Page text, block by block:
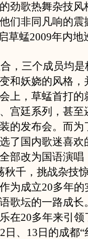
劲歌热舞杂技风
们非同凡响的震
草蜢2009年内地
三个成员均是
和妖娆的风格，
上，草蜢首打的
宫廷系列，甚至
的发布会。而为
了国内歌迷喜欢
部改为国语演唱
秋千，挑战杂技
为成立20多年
歌坛的一路成长
在20多年来引
、13日的成都“